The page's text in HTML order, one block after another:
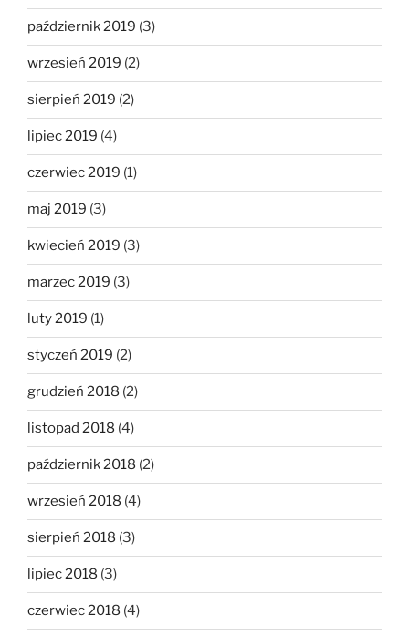
październik 2019 (3)
wrzesień 2019 (2)
sierpień 2019 (2)
lipiec 2019 (4)
czerwiec 2019 (1)
maj 2019 (3)
kwiecień 2019 (3)
marzec 2019 (3)
luty 2019 (1)
styczeń 2019 (2)
grudzień 2018 (2)
listopad 2018 (4)
październik 2018 (2)
wrzesień 2018 (4)
sierpień 2018 (3)
lipiec 2018 (3)
czerwiec 2018 (4)